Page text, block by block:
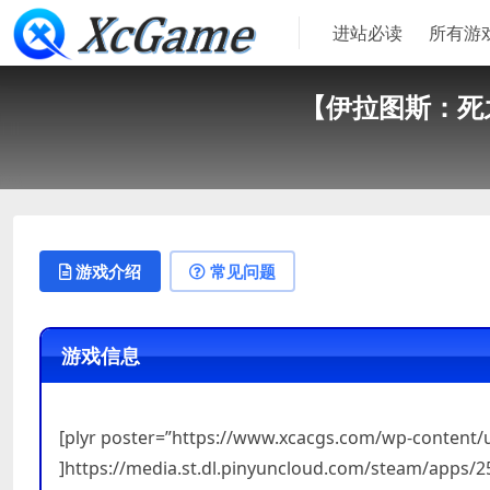
进站必读 所有游
【伊拉图斯：
游戏介绍 常见问题
游戏信息
[plyr poster=”https://www.xcacgs.com/wp-content/
]https://media.st.dl.pinyuncloud.com/steam/apps/